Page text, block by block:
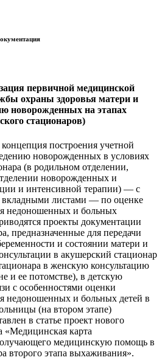
первичной медицинской
охраны здоровья матери и
новорожденных на этапах
стационаров)
концепция построения учетной
новорожденных в условиях
(в родильном отделении,
новорожденных и
и интенсивной терапии) — с
вкладными листами — по оценке
недоношенных и больных
проекты документации
предназначенные для передачи
и состоянии матери и
в акушерский стационар
в женскую консультацию
и ее потомстве), в детскую
с особенностями оценки
недоношенных и больных детей в
(на втором этапе)
в статье проект нового
«Медицинская карта
медицинскую помощь в
второго этапа выхаживания».